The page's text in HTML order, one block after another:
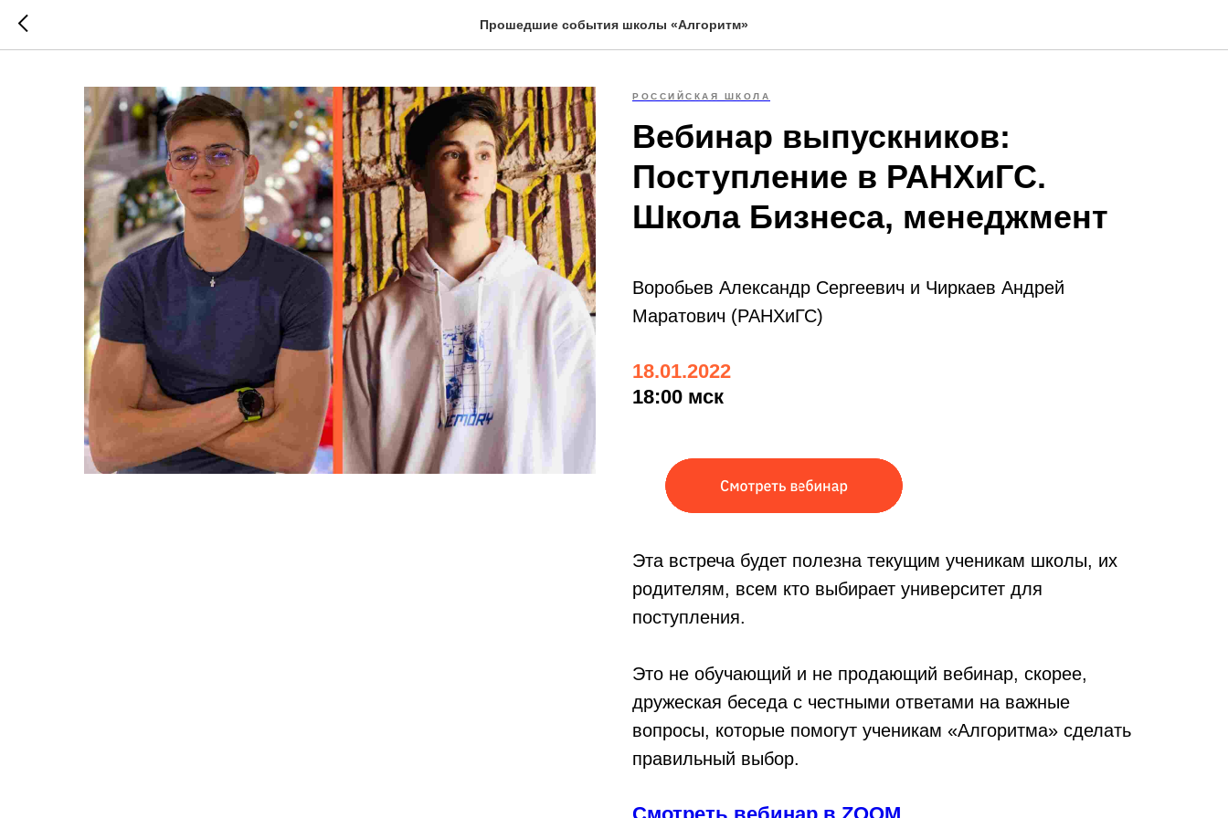
Прошедшие события школы «Алгоритм»
РОССИЙСКАЯ ШКОЛА
Вебинар выпускников:
Поступление в РАНХиГС.
Школа Бизнеса, менеджмент
Воробьев Александр Сергеевич и Чиркаев Андрей
Маратович (РАНХиГС)
18.01.2022
18:00 мск
Эта встреча будет полезна текущим ученикам школы, их
родителям, всем кто выбирает университет для
поступления.
Это не обучающий и не продающий вебинар, скорее,
дружеская беседа с честными ответами на важные
вопросы, которые помогут ученикам «Алгоритма» сделать
правильный выбор.